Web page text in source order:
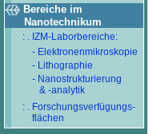
Bereiche im
Nanotechnikum
: . IZM-Laborbereiche:
- Elektronenmikroskopie
- Lithographie
- Nanostrukturierung
& -analytik
: . Forschungsverfügungs-
flächen